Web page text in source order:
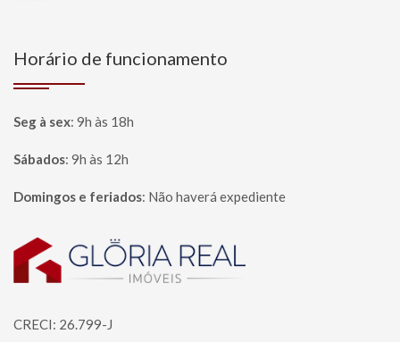
Horário de funcionamento
Seg à sex: 9h às 18h
Sábados: 9h às 12h
Domingos e feriados: Não haverá expediente
Página inicial
CRECI: 26.799-J